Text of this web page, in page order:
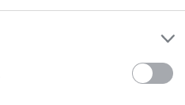
manera,